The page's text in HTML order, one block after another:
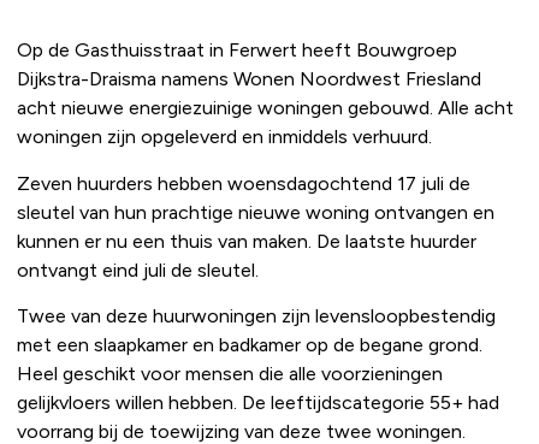
Op de Gasthuisstraat in Ferwert heeft Bouwgroep
Dijkstra-Draisma namens Wonen Noordwest Friesland
acht nieuwe energiezuinige woningen gebouwd. Alle acht
woningen zijn opgeleverd en inmiddels verhuurd.
Zeven huurders hebben woensdagochtend 17 juli de
sleutel van hun prachtige nieuwe woning ontvangen en
kunnen er nu een thuis van maken. De laatste huurder
ontvangt eind juli de sleutel.
Twee van deze huurwoningen zijn levensloopbestendig
met een slaapkamer en badkamer op de begane grond.
Heel geschikt voor mensen die alle voorzieningen
gelijkvloers willen hebben. De leeftijdscategorie 55+ had
voorrang bij de toewijzing van deze twee woningen.